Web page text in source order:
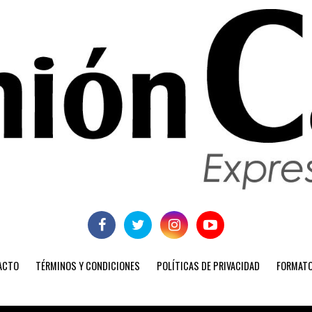
TÉRMINOS Y CONDICIONES POLÍTICAS DE PRIVACIDAD